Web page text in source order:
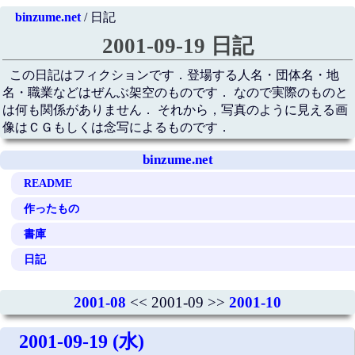
binzume.net/ 日記
2001-09-19 日記
この日記はフィクションです．登場する人名・団体名・地
名・職業などはぜんぶ架空のものです． なので実際のものと
は何も関係がありません． それから，写真のように見える画
像はＣＧもしくは念写によるものです．
binzume.net
README
作ったもの
書庫
日記
2001-08 << 2001-09 >> 2001-10
2001-09-19 (水)